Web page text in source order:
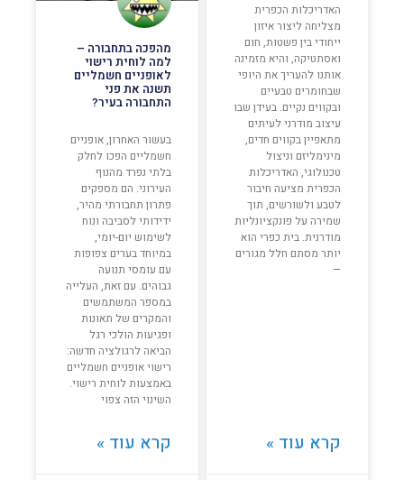
האדריכלות הכפרית
מצליחה ליצור איזון
ייחודי בין פשטות, חום
ואסתטיקה, והיא מזמינה
אותנו להעריך את היופי
שבחומרים טבעיים
ובקווים נקיים. בעידן שבו
עיצוב מודרני לעיתים
מתאפיין בקווים חדים,
מינימליזם וניצול
טכנולוגי, האדריכלות
הכפרית מציעה חיבור
לטבע ולשורשים, תוך
שמירה על פונקציונליות
מודרנית. בית כפרי הוא
יותר מסתם חלל מגורים
—
קרא עוד »
מהפכה בתחבורה –
למה לוחית רישוי
לאופניים חשמליים
תשנה את פני
התחבורה בעיר?
בעשור האחרון, אופניים
חשמליים הפכו לחלק
בלתי נפרד מהנוף
העירוני. הם מספקים
פתרון תחבורתי מהיר,
ידידותי לסביבה ונוח
לשימוש יום-יומי,
במיוחד בערים צפופות
עם עומסי תנועה
גבוהים. עם זאת, העלייה
במספר המשתמשים
והמקרים של תאונות
ופגיעות הולכי רגל
הביאה לרגולציה חדשה:
רישוי אופניים חשמליים
באמצעות לוחית רישוי.
השינוי הזה צפוי
קרא עוד »